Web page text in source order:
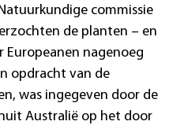
commissie
de planten – en
Europeanen nagenoeg
opdracht van de
was ingegeven door de
Australië op het door